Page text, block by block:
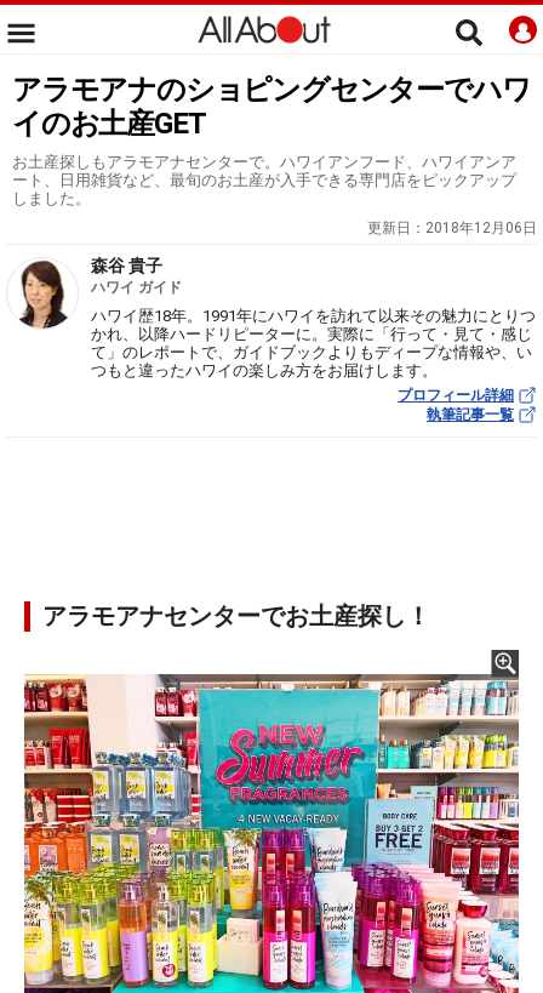
アラモアナのショピングセンターでハワ
イのお土産GET
お土産探しもアラモアナセンターで。ハワイアンフード、ハワイアンア
ート、日用雑貨など、最旬のお土産が入手できる専門店をピックアップ
しました。
更新日： 2018年12月06日
森谷 貴子
ハワイ ガイド
ハワイ歴18年。1991年にハワイを訪れて以来その魅力にとりつ
かれ、以降ハードリピーターに。実際に「行って・見て・感じ
て」のレポートで、ガイドブックよりもディープな情報や、い
つもと違ったハワイの楽しみ方をお届けします。
プロフィール詳細
執筆記事一覧
アラモアナセンターでお土産探し！